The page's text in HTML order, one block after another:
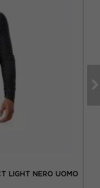
LIGHT NERO UOMO